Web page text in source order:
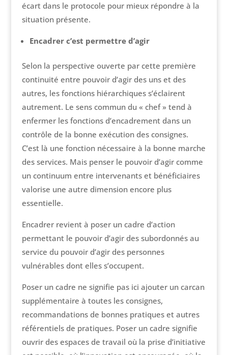
écart dans le protocole pour mieux répondre à la
situation présente.
Encadrer c’est permettre d’agir
Selon la perspective ouverte par cette première
continuité entre pouvoir d’agir des uns et des
autres, les fonctions hiérarchiques s’éclairent
autrement. Le sens commun du « chef » tend à
enfermer les fonctions d’encadrement dans un
contrôle de la bonne exécution des consignes.
C’est là une fonction nécessaire à la bonne marche
des services. Mais penser le pouvoir d’agir comme
un continuum entre intervenants et bénéficiaires
valorise une autre dimension encore plus
essentielle.
Encadrer revient à poser un cadre d’action
permettant le pouvoir d’agir des subordonnés au
service du pouvoir d’agir des personnes
vulnérables dont elles s’occupent.
Poser un cadre ne signifie pas ici ajouter un carcan
supplémentaire à toutes les consignes,
recommandations de bonnes pratiques et autres
référentiels de pratiques. Poser un cadre signifie
ouvrir des espaces de travail où la prise d’initiative